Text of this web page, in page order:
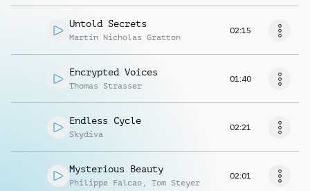
Untold Secrets
Martin Nicholas Gratton
02:15
Encrypted Voices
Thomas Strasser
01:40
Endless Cycle
Skydiva
02:21
Mysterious Beauty
Philippe Falcao , Tom Steyer
02:01